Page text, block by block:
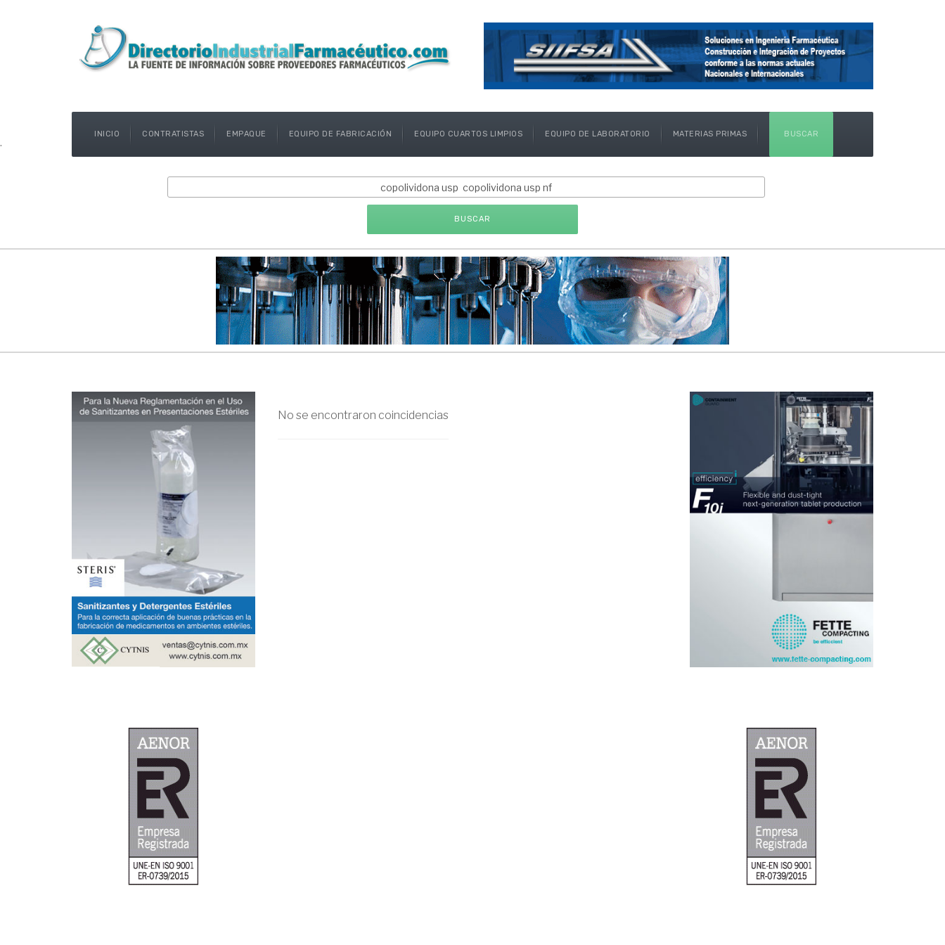
INICIO CONTRATISTAS EMPAQUE EQUIPO DE FABRICACIÓN EQUIPO CUARTOS LIMPIOS EQUIPO DE LABORATORIO MATERIAS PRIMAS BUSCAR
.
No se encontraron coincidencias